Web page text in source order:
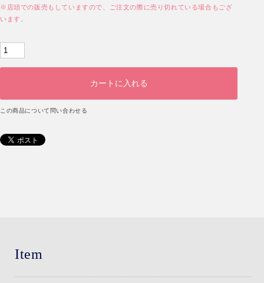
※店頭での販売もしていますので、ご注文の際に売り切れている場合もござ
います。
この商品について問い合わせる
Item